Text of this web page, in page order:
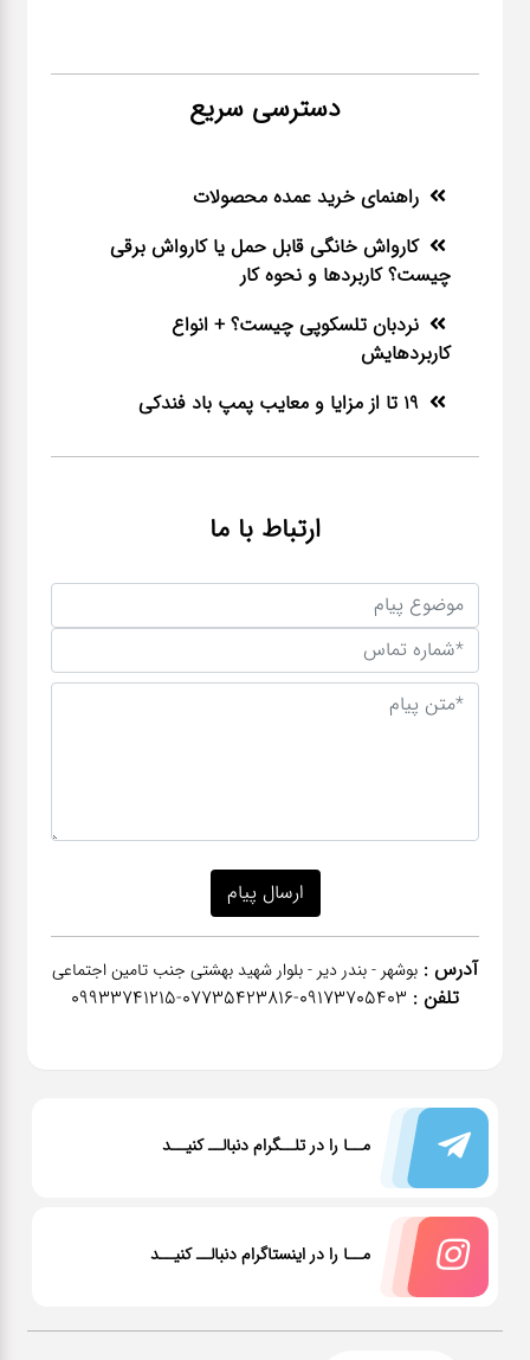
دسترسی سریع
راهنمای خرید عمده محصولات
کارواش خانگی قابل حمل یا کارواش برقی
چیست؟ کاربردها و نحوه کار
نردبان تلسکوپی چیست؟ + انواع
کاربردهایش
19 تا از مزایا و معایب پمپ باد فندکی
ارتباط با ما
آدرس : بوشهر - بندر دیر - بلوار شهید بهشتی جنب تامین اجتماعی
تلفن : ٠٩١٧٣٧٠٥٤٠٣-07735423816-09933741215
مــا را در تلــگرام دنبالــ کنیــد
مــا را در اینستاگرام دنبالــ کنیــد